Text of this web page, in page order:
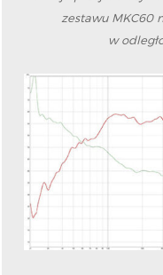
zestawu MKC60
w